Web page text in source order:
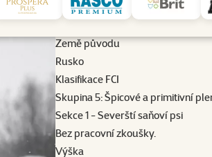
Sibiřský husky
pronikavému pohledu málokdo odolá.
Země původu
Rusko
Klasifikace FCI
Skupina 5: Špicové a primitivní
Sekce 1 - Severští saňoví psi
Bez pracovní zkoušky.
Výška